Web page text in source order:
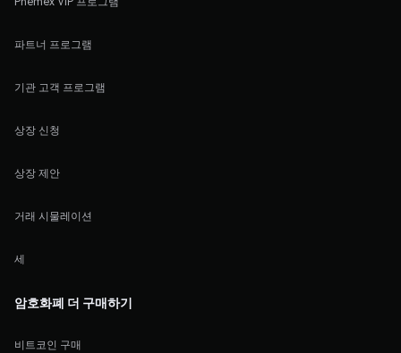
파트너 프로그램
기관 고객 프로그램
상장 신청
상장 제안
거래 시물레이션
세
암호화폐 더 구매하기
비트코인 구매